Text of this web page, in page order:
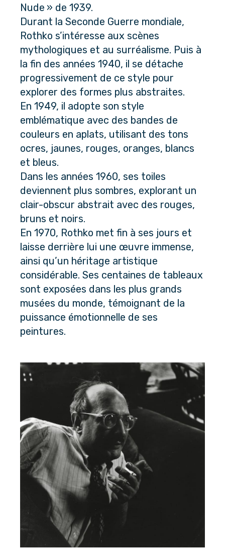
Nude » de 1939.
Durant la Seconde Guerre mondiale,
Rothko s’intéresse aux scènes
mythologiques et au surréalisme. Puis à
la fin des années 1940, il se détache
progressivement de ce style pour
explorer des formes plus abstraites.
En 1949, il adopte son style
emblématique avec des bandes de
couleurs en aplats, utilisant des tons
ocres, jaunes, rouges, oranges, blancs
et bleus.
Dans les années 1960, ses toiles
deviennent plus sombres, explorant un
clair-obscur abstrait avec des rouges,
bruns et noirs.
En 1970, Rothko met fin à ses jours et
laisse derrière lui une œuvre immense,
ainsi qu’un héritage artistique
considérable. Ses centaines de tableaux
sont exposées dans les plus grands
musées du monde, témoignant de la
puissance émotionnelle de ses
peintures.